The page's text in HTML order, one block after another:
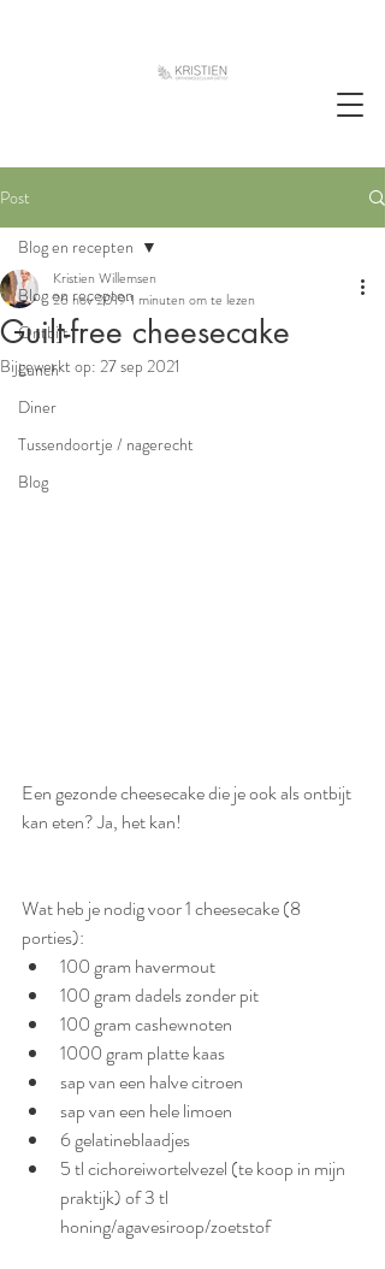
Post
Blog en recepten
Ontbijt
Lunch
Diner
Tussendoortje / nagerecht
Blog
Blog en recepten
Guilt-free cheesecake
Kristien Willemsen
26 nov 2019 1 minuten om te lezen
Bijgewerkt op: 27 sep 2021
Een gezonde cheesecake die je ook als ontbijt
kan eten? Ja, het kan!
Wat heb je nodig voor 1 cheesecake (8
porties):
100 gram havermout
100 gram dadels zonder pit
100 gram cashewnoten
1000 gram platte kaas
sap van een halve citroen
sap van een hele limoen
6 gelatineblaadjes
5 tl cichoreiwortelvezel (te koop in mijn
praktijk) of 3 tl
honing/agavesiroop/zoetstof